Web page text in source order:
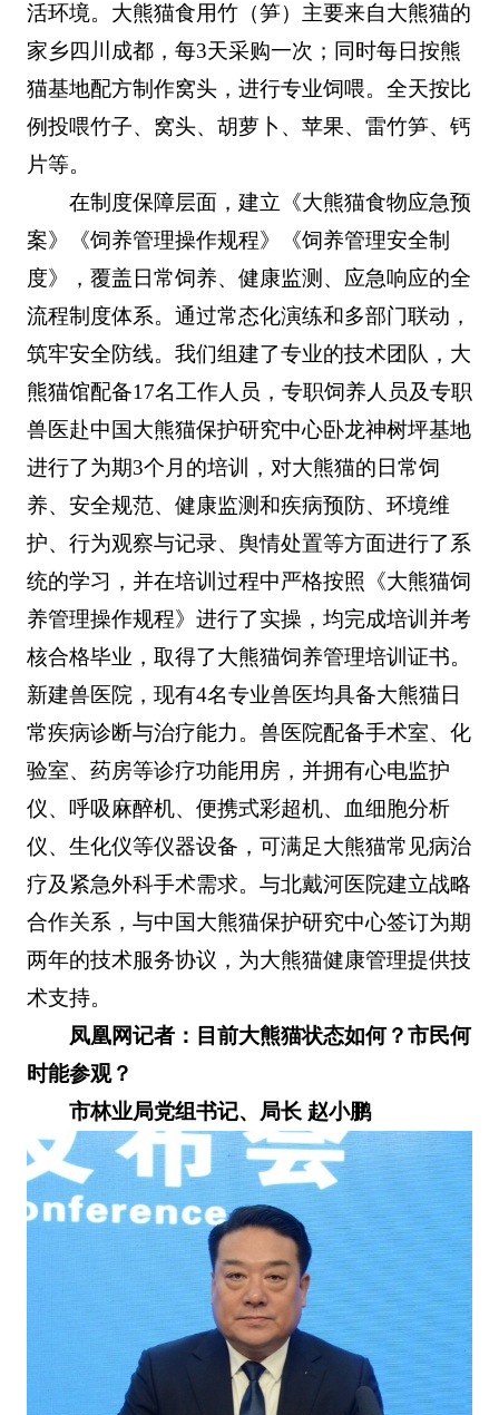
活环境。大熊猫食用竹（笋）主要来自大熊猫的
家乡四川成都，每3天采购一次；同时每日按熊
猫基地配方制作窝头，进行专业饲喂。全天按比
例投喂竹子、窝头、胡萝卜、苹果、雷竹笋、钙
片等。
在制度保障层面，建立《大熊猫食物应急预
案》《饲养管理操作规程》《饲养管理安全制
度》，覆盖日常饲养、健康监测、应急响应的全
流程制度体系。通过常态化演练和多部门联动，
筑牢安全防线。我们组建了专业的技术团队，大
熊猫馆配备17名工作人员，专职饲养人员及专职
兽医赴中国大熊猫保护研究中心卧龙神树坪基地
进行了为期3个月的培训，对大熊猫的日常饲
养、安全规范、健康监测和疾病预防、环境维
护、行为观察与记录、舆情处置等方面进行了系
统的学习，并在培训过程中严格按照《大熊猫饲
养管理操作规程》进行了实操，均完成培训并考
核合格毕业，取得了大熊猫饲养管理培训证书。
新建兽医院，现有4名专业兽医均具备大熊猫日
常疾病诊断与治疗能力。兽医院配备手术室、化
验室、药房等诊疗功能用房，并拥有心电监护
仪、呼吸麻醉机、便携式彩超机、血细胞分析
仪、生化仪等仪器设备，可满足大熊猫常见病治
疗及紧急外科手术需求。与北戴河医院建立战略
合作关系，与中国大熊猫保护研究中心签订为期
两年的技术服务协议，为大熊猫健康管理提供技
术支持。
凤凰网记者：目前大熊猫状态如何？市民何
时能参观？
市林业局党组书记、局长 赵小鹏